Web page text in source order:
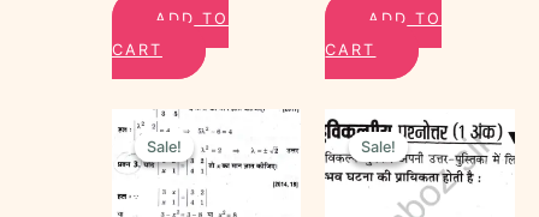
ADD TO
CART
ADD TO
CART
Sale!
Sale!
Original
price
was:
₹30.00.
Current
price
is:
₹15.00.
Sale!
Sale!
Original
price
was:
₹30.00.
price
is:
₹20.00.